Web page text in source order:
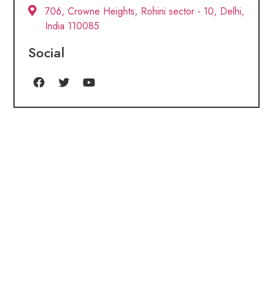
706, Crowne Heights, Rohini sector - 10, Delhi,
India 110085
Social